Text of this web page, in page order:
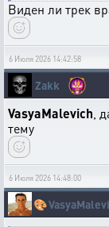
Виден ли трек
6 Июля 2026 14:42:58
Zakk
VasyaMalevich ,
тему
6 Июля 2026 14:48:00
🎨